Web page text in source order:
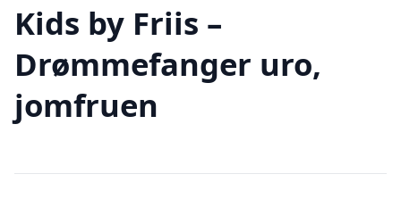
Kids by Friis –
Drømmefanger uro,
jomfruen